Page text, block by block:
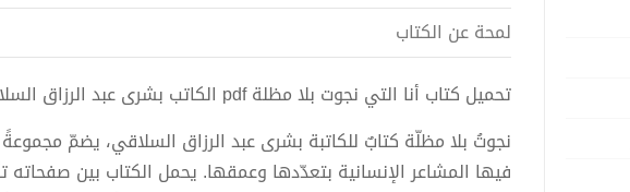
لمحة عن الكتاب
تحميل كتاب أنا التي نجوت بلا مظلة pdf الكاتب بشرى عبد الرزاق السلاقي
نجوتُ بلا مظلّة كتابٌ للكاتبة بشرى عبد الرزاق السلاقي، يضمّ
فيها المشاعر الإنسانية بتعدّدها وعمقها. يحمل الكتاب بين صفحاته